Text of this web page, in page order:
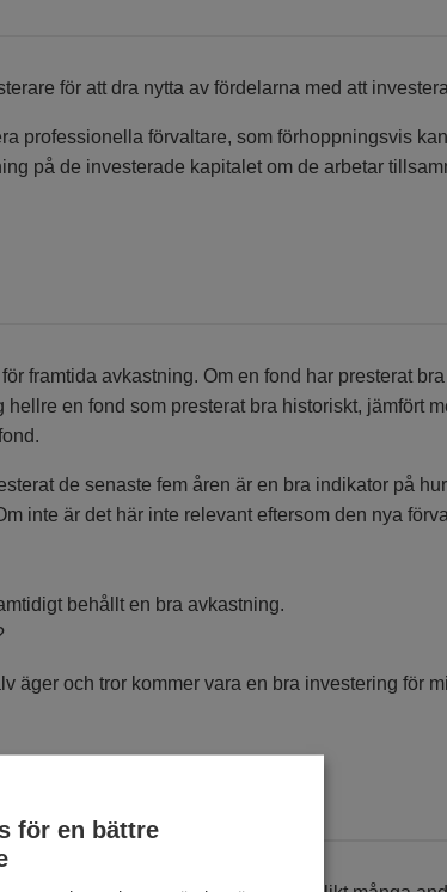
för att dra nytta av fördelarna med att
professionella förvaltare, som förhoppningsvis
på de investerade kapitalet om de arbetar
framtida avkastning. Om en fond har presterat
en fond som presterat bra historiskt, jämfört
de senaste fem åren är en bra indikator på
inte är det här inte relevant eftersom den nya
behållt en bra avkastning.
äger och tror kommer vara en bra investering för
för en bättre